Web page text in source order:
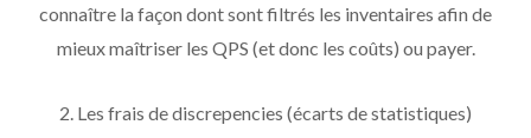
connaître la façon dont sont filtrés les inventaires afin de
mieux maîtriser les QPS (et donc les coûts) ou payer.
2. Les frais de discrepencies (écarts de statistiques)